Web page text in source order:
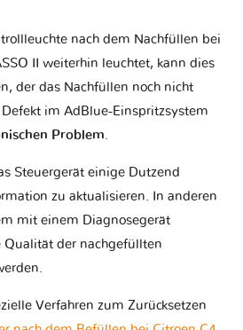
nach dem Nachfüllen bei
II weiterhin leuchtet, kann dies
der das Nachfüllen noch nicht
im AdBlue-Einspritzsystem
Problem.
Steuergerät einige Dutzend
zu aktualisieren. In anderen
mit einem Diagnosegerät
Qualität der nachgefüllten
Verfahren zum Zurücksetzen